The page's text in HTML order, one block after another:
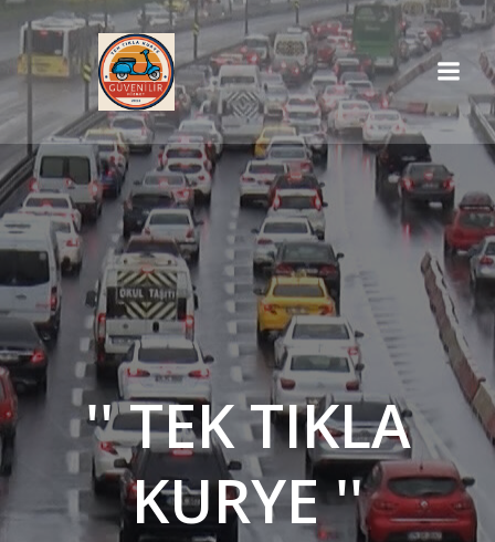
İçeriğe
geç
'' TEK TIKLA
KURYE ''